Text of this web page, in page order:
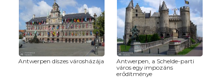
Antwerpen díszes városházája
Antwerpen, a Schelde-parti
város egy impozáns
erődítménye